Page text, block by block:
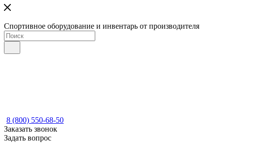
Спортивное оборудование и инвентарь от производителя
8 (800) 550-68-50
Заказать звонок
Задать вопрос